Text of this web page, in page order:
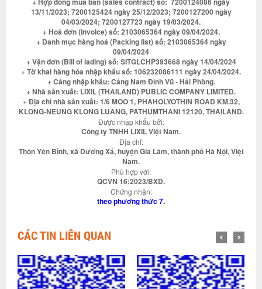
13/11/2023; 7200125424 ngày 25/12/2023; 7200127200 ngày
04/03/2024; 7200127723 ngày 19/03/2024.
+ Hoá đơn (Invoice) số: 2103065364 ngày 09/04/2024.
+ Danh mục hàng hoá (Packing list) số: 2103065364 ngày
09/04/2024
+ Vận đơn (Bill of lading) số: SITGLCHP393668 ngày 14/04/2024
+ Tờ khai hàng hóa nhập khẩu số: 106232086111 ngày 24/04/2024.
+ Cảng nhập khẩu: Cảng Nam Đình Vũ - Hải Phòng.
+ Nhà sản xuất: LIXIL (THAILAND) PUBLIC COMPANY LIMITED.
+ Địa chỉ nhà sản xuất: 1/6 MOO 1, PHAHOLYOTHIN ROAD KM.32,
KLONG-NEUNG KLONG LUANG, PATHUMTHANI 12120, THAILAND.
Được nhập khẩu bởi:
Công ty TNHH LIXIL Việt Nam.
Địa chỉ:
Thôn Yên Bình, xã Dương Xá, huyện Gia Lâm, thành phố Hà Nội, Việt
Nam.
Phù hợp với:
QCVN 16:2023/BXD.
Chứng nhận:
theo phương thức 7.
CÁC TIN LIÊN QUAN